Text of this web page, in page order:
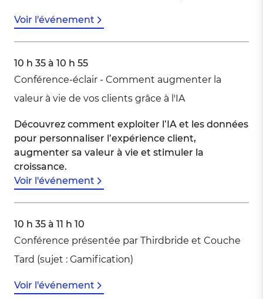
Voir l'événement
10 h 35 à 10 h 55
Conférence-éclair - Comment augmenter la
valeur à vie de vos clients grâce à l'IA
Découvrez comment exploiter l’IA et les données
pour personnaliser l’expérience client,
augmenter sa valeur à vie et stimuler la
croissance.
Voir l'événement
10 h 35 à 11 h 10
Conférence présentée par Thirdbride et Couche
Tard (sujet : Gamification)
Voir l'événement